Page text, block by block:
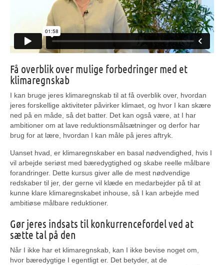
Få overblik over mulige forbedringer med et
klimaregnskab
I kan bruge jeres klimaregnskab til at få overblik over, hvordan
jeres forskellige aktiviteter påvirker klimaet, og hvor I kan skære
ned på en måde, så det batter. Det kan også være, at I har
ambitioner om at lave reduktionsmålsætninger og derfor har
brug for at lære, hvordan I kan måle på jeres aftryk.
Uanset hvad, er klimaregnskaber en basal nødvendighed, hvis I
vil arbejde seriøst med bæredygtighed og skabe reelle målbare
forandringer. Dette kursus giver alle de mest nødvendige
redskaber til jer, der gerne vil klæde en medarbejder på til at
kunne klare klimaregnskabet inhouse, så I kan arbejde med
ambitiøse målbare reduktioner.
Gør jeres indsats til konkurrencefordel ved at
sætte tal på den
Når I ikke har et klimaregnskab, kan I ikke bevise noget om,
hvor bæredygtige I egentligt er. Det betyder, at de